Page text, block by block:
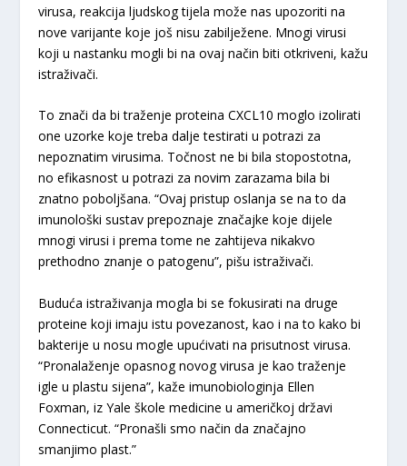
virusa, reakcija ljudskog tijela može nas upozoriti na
nove varijante koje još nisu zabilježene. Mnogi virusi
koji u nastanku mogli bi na ovaj način biti otkriveni, kažu
istraživači.
To znači da bi traženje proteina CXCL10 moglo izolirati
one uzorke koje treba dalje testirati u potrazi za
nepoznatim virusima. Točnost ne bi bila stopostotna,
no efikasnost u potrazi za novim zarazama bila bi
znatno poboljšana. “Ovaj pristup oslanja se na to da
imunološki sustav prepoznaje značajke koje dijele
mnogi virusi i prema tome ne zahtijeva nikakvo
prethodno znanje o patogenu”, pišu istraživači.
Buduća istraživanja mogla bi se fokusirati na druge
proteine koji imaju istu povezanost, kao i na to kako bi
bakterije u nosu mogle upućivati na prisutnost virusa.
“Pronalaženje opasnog novog virusa je kao traženje
igle u plastu sijena”, kaže imunobiologinja Ellen
Foxman, iz Yale škole medicine u američkoj državi
Connecticut. “Pronašli smo način da značajno
smanjimo plast.”